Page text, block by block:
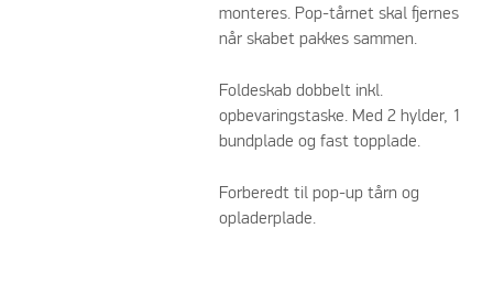
monteres. Pop-tårnet skal fjernes
når skabet pakkes sammen.
Foldeskab dobbelt inkl.
opbevaringstaske. Med 2 hylder, 1
bundplade og fast topplade.
Forberedt til pop-up tårn og
opladerplade.